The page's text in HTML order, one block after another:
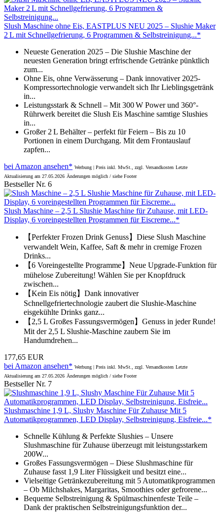
Slush Maschine ohne Eis, EASTPLUS NEU 2025 – Slushie Maker
2 L mit Schnellgefrierung, 6 Programmen & Selbstreinigung...*
Neueste Generation 2025 – Die Slushie Maschine der
neuesten Generation bringt erfrischende Getränke pünktlich
zum...
Ohne Eis, ohne Verwässerung – Dank innovativer 2025-
Kompressortechnologie verwandelt sich Ihr Lieblingsgetränk
in...
Leistungsstark & Schnell – Mit 300 W Power und 360°-
Rührwerk bereitet die Slush Eis Maschine samtige Slushies
in...
Großer 2 L Behälter – perfekt für Feiern – Bis zu 10
Portionen in einem Durchgang. Mit dem Frontauslauf
zapfen...
bei Amazon ansehen* Werbung | Preis inkl. MwSt., zzgl. Versandkosten Letzte
Aktualisierung am 27.05.2026 Änderungen möglich / siehe Footer
Bestseller Nr. 6
Slush Maschine – 2,5 L Slushie Maschine für Zuhause, mit LED-
Display, 6 voreingestellten Programmen für Eiscreme...*
【Perfekter Frozen Drink Genuss】Diese Slush Maschine
verwandelt Wein, Kaffee, Saft & mehr in cremige Frozen
Drinks...
【6 Voreingestellte Programme】Neue Upgrade-Funktion für
mühelose Zubereitung! Wählen Sie per Knopfdruck
zwischen...
【Kein Eis nötig】Dank innovativer
Schnellgefriertechnologie zaubert die Slushie-Maschine
eisgekühlte Drinks ganz...
【2,5 L Großes Fassungsvermögen】Genuss in jeder Runde!
Mit der 2,5 L Slushie-Maschine zaubern Sie im
Handumdrehen...
177,65 EUR
bei Amazon ansehen* Werbung | Preis inkl. MwSt., zzgl. Versandkosten Letzte
Aktualisierung am 27.05.2026 Änderungen möglich / siehe Footer
Bestseller Nr. 7
Slushmaschine 1,9 L, Slushy Maschine Für Zuhause Mit 5
Automatikprogrammen, LED Display, Selbstreinigung, Eisfreie...*
Schnelle Kühlung & Perfekte Slushies – Unsere
Slushmaschine für Zuhause überzeugt mit leistungsstarkem
200W...
Großes Fassungsvermögen – Diese Slushmaschine für
Zuhause fasst 1,9 Liter Flüssigkeit und besitzt eine...
Vielseitige Getränkezubereitung mit 5 Automatikprogrammen
– Ob Milchshakes, Margaritas, Smoothies oder gefrorene...
Bequeme Selbstreinigung & Spülmaschinenfeste Teile –
Dank der praktischen Selbstreinigungsfunktion der...